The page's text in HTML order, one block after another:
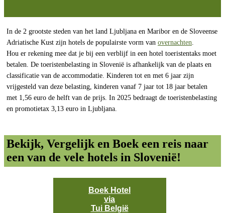
In de 2 grootste steden van het land Ljubljana en Maribor en de Sloveense
Adriatische Kust zijn hotels de populairste vorm van overnachten
Hou er rekening mee dat je bij een verblijf in een hotel toeristentaks moet
betalen. De toeristenbelasting in Slovenië is afhankelijk van de plaats en
classificatie van de accommodatie. Kinderen tot en met 6 jaar zijn
vrijgesteld van deze belasting, kinderen vanaf 7 jaar tot 18 jaar betalen
met 1,56 euro de helft van de prijs. In 2025 bedraagt de toeristenbelasting
en promotietax 3,13 euro in Ljubljana.
Bekijk, Vergelijk en Boek een reis naar
een van de vele hotels in Slovenië!
Boek Hotel
via
Tui België